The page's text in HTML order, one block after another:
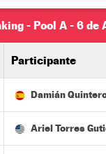
- Pool A - 6 de
Participante
Damián
Ariel Torres